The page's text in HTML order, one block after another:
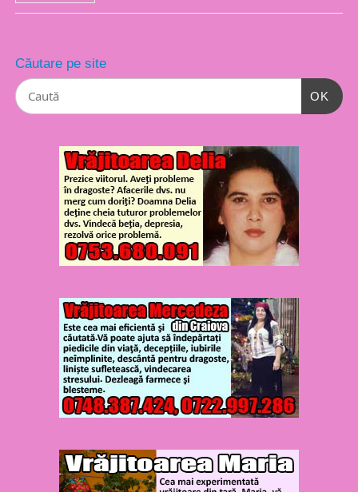
Căutare pe site
OK